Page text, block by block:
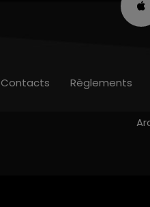
Contacts Règlements